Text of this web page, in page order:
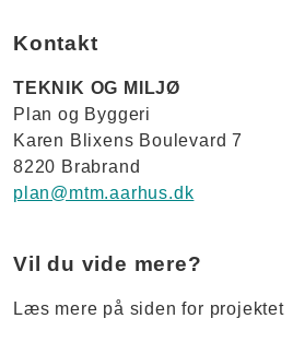
Kontakt
TEKNIK OG MILJØ
Plan og Byggeri
Karen Blixens Boulevard 7
8220 Brabrand
plan@mtm.aarhus.dk
Vil du vide mere?
Læs mere på siden for projektet